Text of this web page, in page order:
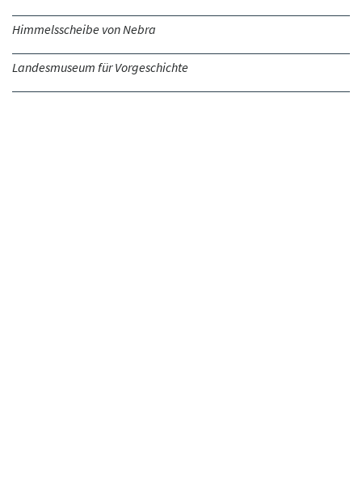
Himmelsscheibe von Nebra
Landesmuseum für Vorgeschichte